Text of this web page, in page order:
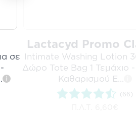
σε
i
Lactacyd Promo
Intimate Washing Lotion
Δώρο Tote Bag 1 Τεμάχιο
Καθαρισμού Ε
(66)